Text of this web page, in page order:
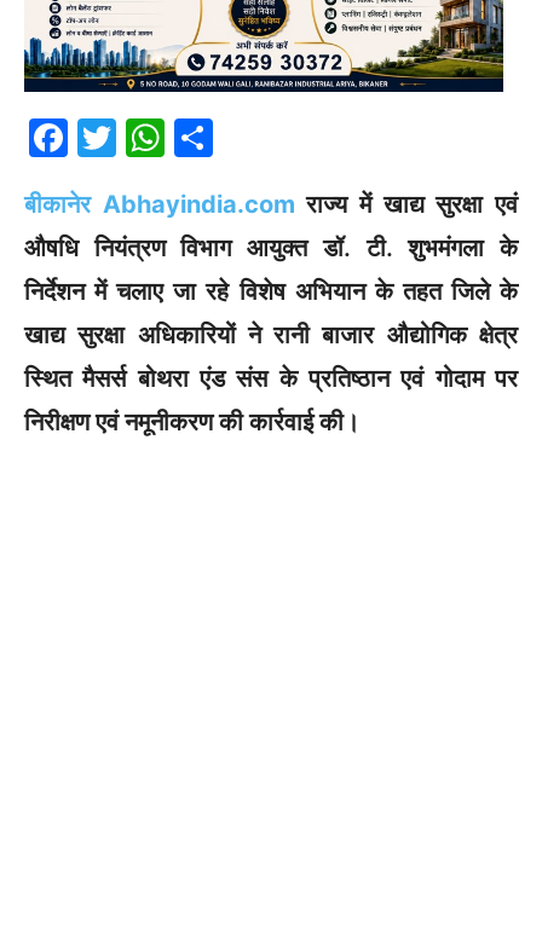
F
c
e
b
o
o
k
T
itt
er
W
at
s
A
p
p
ar
e
बीकानेर Abhayindia.com राज्य में खाद्य सुरक्षा एवं
औषधि नियंत्रण विभाग आयुक्त डॉ. टी. शुभमंगला के
निर्देशन में चलाए जा रहे विशेष अभियान के तहत जिले के
खाद्य सुरक्षा अधिकारियों ने रानी बाजार औद्योगिक क्षेत्र
स्थित मैसर्स बोथरा एंड संस के प्रतिष्ठान एवं गोदाम पर
निरीक्षण एवं नमूनीकरण की कार्रवाई की।